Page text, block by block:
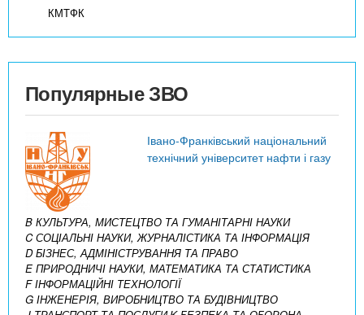
КМТФК
Популярные ЗВО
Івано-Франківський національний
технічний університет нафти і газу
B КУЛЬТУРА, МИСТЕЦТВО ТА ГУМАНІТАРНІ НАУКИ
C СОЦІАЛЬНІ НАУКИ, ЖУРНАЛІСТИКА ТА ІНФОРМАЦІЯ
D БІЗНЕС, АДМІНІСТРУВАННЯ ТА ПРАВО
E ПРИРОДНИЧІ НАУКИ, МАТЕМАТИКА ТА СТАТИСТИКА
F ІНФОРМАЦІЙНІ ТЕХНОЛОГІЇ
G ІНЖЕНЕРІЯ, ВИРОБНИЦТВО ТА БУДІВНИЦТВО